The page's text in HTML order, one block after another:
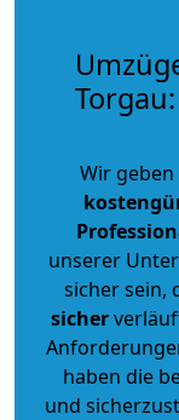
Wir geben
unserer
sicher sein,
sicher
haben die
und